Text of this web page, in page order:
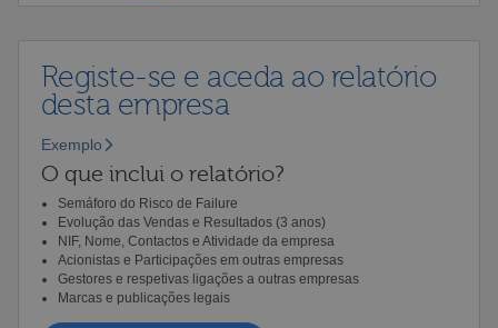
Registe-se e aceda ao relatório
desta empresa
Exemplo
O que inclui o relatório?
Semáforo do Risco de Failure
Evolução das Vendas e Resultados (3 anos)
NIF, Nome, Contactos e Atividade da empresa
Acionistas e Participações em outras empresas
Gestores e respetivas ligações a outras empresas
Marcas e publicações legais